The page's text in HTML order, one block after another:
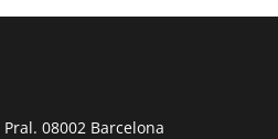
08002 Barcelona